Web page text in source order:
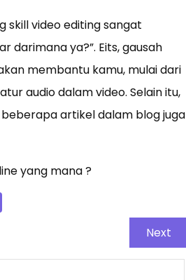
skill video editing sangat
darimana ya?”. Eits, gausah
membantu kamu, mulai dari
audio dalam video. Selain itu,
artikel dalam blog juga
yang mana ?
Next